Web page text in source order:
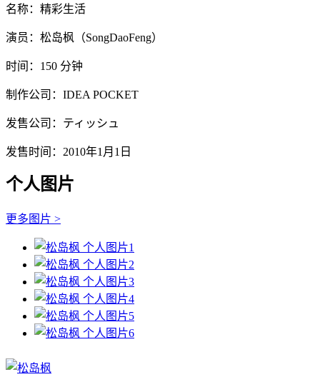
名称：精彩生活
演员：松岛枫（SongDaoFeng）
时间：150 分钟
制作公司：IDEA POCKET
发售公司：ティッシュ
发售时间：2010年1月1日
个人图片
更多图片 >